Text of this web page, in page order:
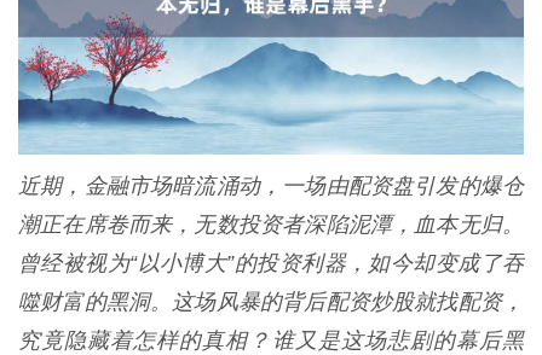
近期，金融市场暗流涌动，一场由配资盘引发的爆仓
潮正在席卷而来，无数投资者深陷泥潭，血本无归。
曾经被视为“以小博大”的投资利器，如今却变成了吞
噬财富的黑洞。这场风暴的背后配资炒股就找配资，
究竟隐藏着怎样的真相？谁又是这场悲剧的幕后黑